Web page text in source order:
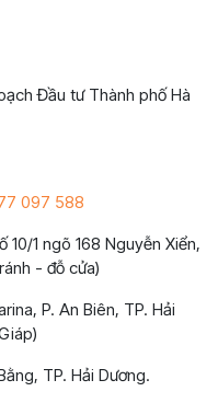
Đầu tư Thành phố Hà
097 588
10/1 ngõ 168 Nguyễn Xiển,
- đỗ cửa)
P. An Biên, TP. Hải
TP. Hải Dương.